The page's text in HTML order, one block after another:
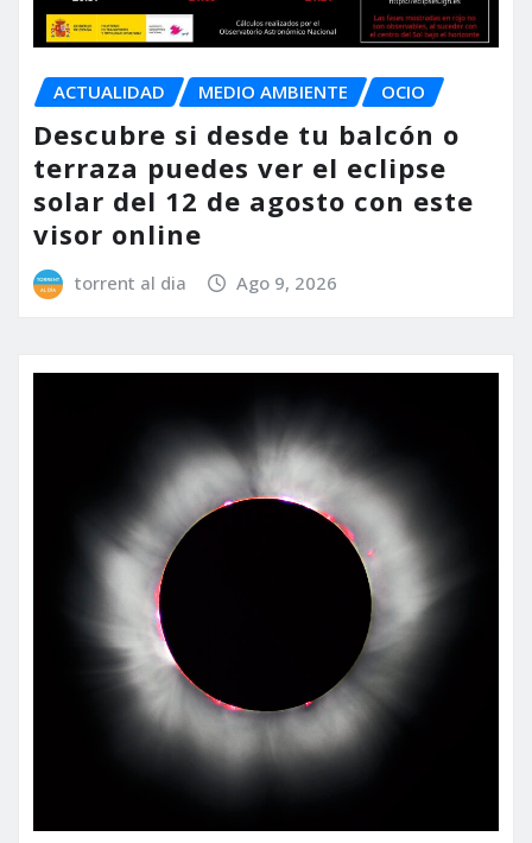
ACTUALIDAD MEDIO AMBIENTE OCIO
Descubre si desde tu balcón o
terraza puedes ver el eclipse
solar del 12 de agosto con este
visor online
torrent al dia Ago 9, 2026